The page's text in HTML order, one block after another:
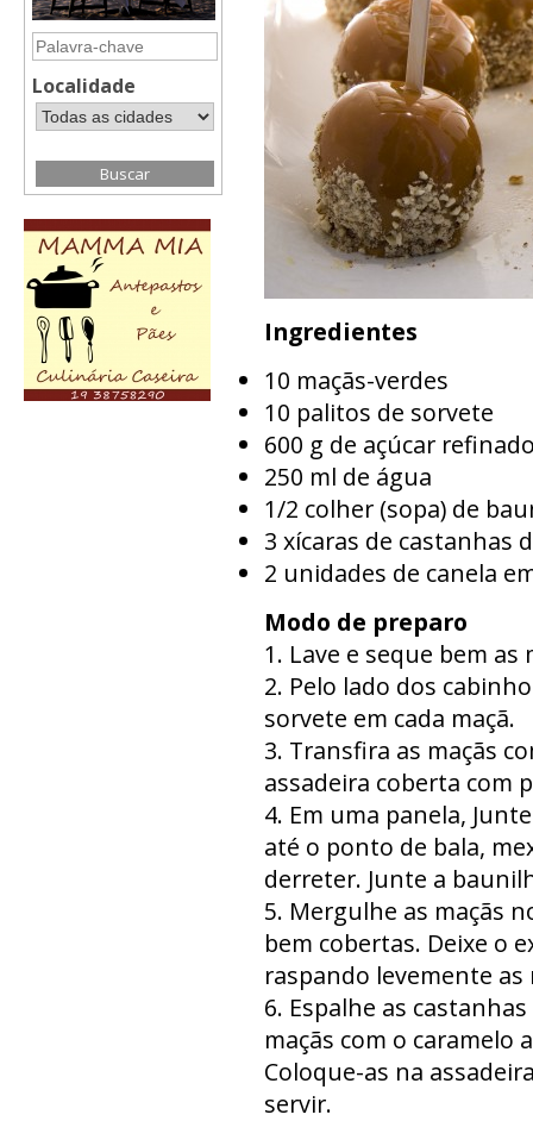
Localidade
Ingredientes
10 maçãs-verdes
10 palitos de sorvete
600 g de açúcar
250 ml de água
1/2 colher (sopa) de
3 xícaras de castanhas
2 unidades de canela
Modo de preparo
1. Lave e seque bem as
2. Pelo lado dos
sorvete em cada maçã.
3. Transfira as maçãs
assadeira coberta com
4. Em uma panela,
até o ponto de bala,
derreter. Junte a
5. Mergulhe as maçãs
bem cobertas. Deixe o
raspando levemente
6. Espalhe as
maçãs com o caramelo
Coloque-as na
servir.